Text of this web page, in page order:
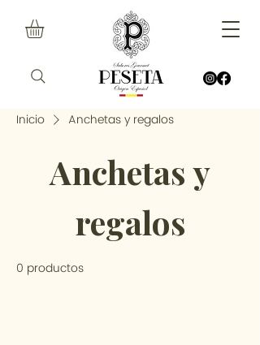
Inicio Anchetas y regalos
Anchetas y
regalos
0 productos